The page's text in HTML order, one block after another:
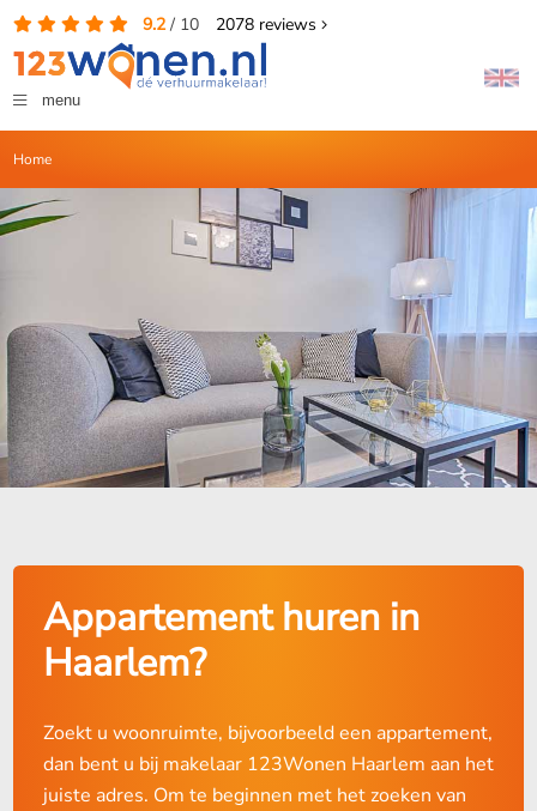
9.2/ 10 2078reviews
menu
Home
Appartement huren in
Haarlem?
Zoekt u woonruimte, bijvoorbeeld een appartement,
dan bent u bij makelaar 123Wonen Haarlem aan het
juiste adres. Om te beginnen met het zoeken van